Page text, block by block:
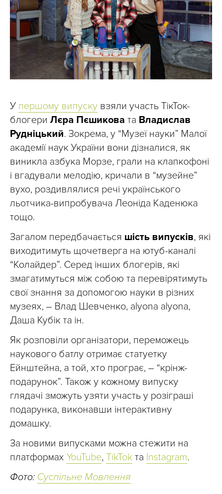
У першому випуску взяли участь ТікТок-
блогери Лєра Пєшикова та Владислав
Рудніцький. Зокрема, у “Музеї науки” Малої
академії наук України вони дізналися, як
виникла азбука Морзе, грали на клапкофоні
і вгадували мелодію, кричали в “музейне”
вухо, роздивлялися речі українського
льотчика-випробувача Леоніда Каденюка
тощо.
Загалом передбачається шість випусків, які
виходитимуть щочетверга на ютуб-каналі
“Колайдер”. Серед інших блогерів, які
змагатимуться між собою та перевірятимуть
свої знання за допомогою науки в різних
музеях, – Влад Шевченко, alyona alyona,
Даша Кубік та ін.
Як розповіли організатори, переможець
наукового батлу отримає статуетку
Ейнштейна, а той, хто програє, – “крінж-
подарунок”. Також у кожному випуску
глядачі зможуть узяти участь у розіграші
подарунка, виконавши інтерактивну
домашку.
За новими випусками можна стежити на
платформах YouTube, TikTok та Instagram.
Фото: Суспільне Мовлення